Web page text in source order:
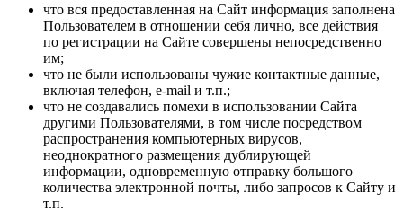
что вся предоставленная на Сайт информация заполнена
Пользователем в отношении себя лично, все действия
по регистрации на Сайте совершены непосредственно
им;
что не были использованы чужие контактные данные,
включая телефон, e-mail и т.п.;
что не создавались помехи в использовании Сайта
другими Пользователями, в том числе посредством
распространения компьютерных вирусов,
неоднократного размещения дублирующей
информации, одновременную отправку большого
количества электронной почты, либо запросов к Сайту и
т.п.